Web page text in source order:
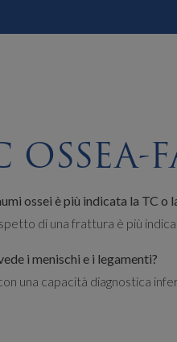
OSSEA-
ossei è più indicata la TC o
di una frattura è più
i menischi e i legamenti?
una capacità diagnostica